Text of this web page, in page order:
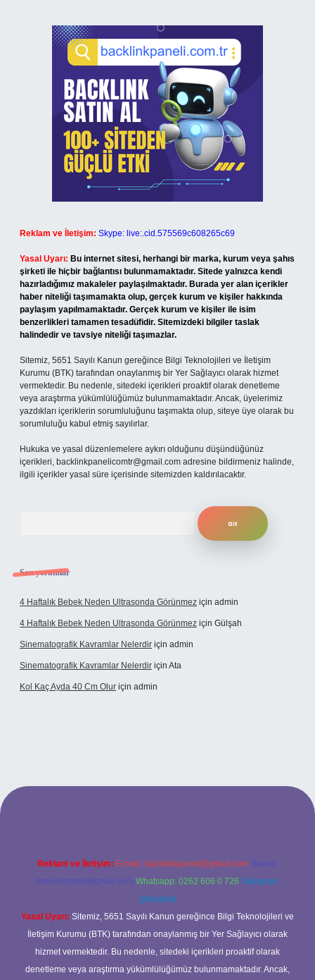
Reklam ve İletişim: Skype: live:.cid.575569c608265c69
Yasal Uyarı: Bu internet sitesi, herhangi bir marka, kurum veya şahıs
şirketi ile hiçbir bağlantısı bulunmamaktadır. Sitede yalnızca kendi
hazırladığımız makaleler paylaşılmaktadır. Burada yer alan içerikler
haber niteliği taşımamakta olup, gerçek kurum ve kişiler hakkında
paylaşım yapılmamaktadır. Gerçek kurum ve kişiler ile isim
benzerlikleri tamamen tesadüfidir. Sitemizdeki bilgiler taslak
halindedir ve tavsiye niteliği taşımazlar.
Sitemiz, 5651 Sayılı Kanun gereğince Bilgi Teknolojileri ve İletişim
Kurumu (BTK) tarafından onaylanmış bir Yer Sağlayıcı olarak hizmet
vermektedir. Bu nedenle, sitedeki içerikleri proaktif olarak denetleme
veya araştırma yükümlülüğümüz bulunmamaktadır. Ancak, üyelerimiz
yazdıkları içeriklerin sorumluluğunu taşımakta olup, siteye üye olarak bu
sorumluluğu kabul etmiş sayılırlar.
Hukuka ve yasal düzenlemelere aykırı olduğunu düşündüğünüz
içerikleri, backlinkpanelicomtr@gmail.com adresine bildirmeniz halinde,
ilgili içerikler yasal süre içerisinde sitemizden kaldırılacaktır.
Son yorumlar
4 Haftalık Bebek Neden Ultrasonda Görünmez için admin
4 Haftalık Bebek Neden Ultrasonda Görünmez için Gülşah
Sinematografik Kavramlar Nelerdir için admin
Sinematografik Kavramlar Nelerdir için Ata
Kol Kaç Ayda 40 Cm Olur için admin
betci.co
Reklam ve İletişim: E-mail: backlinkpaneli@gmail.com Teams:
forumhizmeti@gmail.com Whatsapp: 0262 606 0 726 Telegram:
@karabul
Yasal Uyarı: Sitemiz, 5651 Sayılı Kanun gereğince Bilgi Teknolojileri ve
İletişim Kurumu (BTK) tarafından onaylanmış bir Yer Sağlayıcı olarak
hizmet vermektedir. Bu nedenle, sitedeki içerikleri proaktif olarak
denetleme veya araştırma yükümlülüğümüz bulunmamaktadır. Ancak,